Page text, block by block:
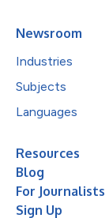
Newsroom
Industries
Subjects
Languages
Resources
Blog
For Journalists
Sign Up